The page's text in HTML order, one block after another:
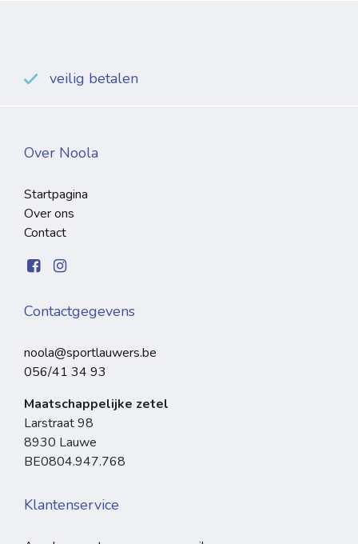
veilig betalen
Over Noola
Startpagina
Over ons
Contact
Contactgegevens
noola@sportlauwers.be
056/41 34 93
Maatschappelijke zetel
Larstraat 98
8930 Lauwe
BE0804.947.768
Klantenservice